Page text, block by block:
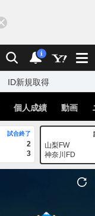
検索 通知
i
ID新規取得
個人成績 動画
試合終了
2
3
山梨FW
神奈川FD